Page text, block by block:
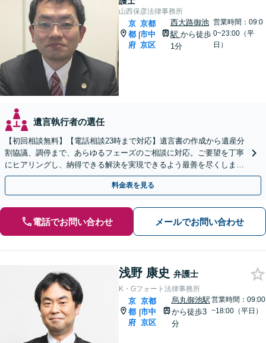
山西保彦法律事務所
京
都
府
|
京都
市中
京区
西大路御池
駅 から徒歩
1分
営業時間：09:0
0~23:00（平
日）
遺言執行者の選任
【初回相談無料】【電話相談23時まで対応】遺言書の作成から遺産分
割協議、調停まで、あらゆるフェーズのご相談に対応。ご要望を丁寧
にヒアリングし、納得できる解決を実現できるよう最善を尽くします
【夜間・休日対応可】【西大路御池駅徒歩1分】
料金表を見る
電話でお問い合わせ メールでお問い合わせ
浅野 康史 弁護士
K・Gフォート法律事務所
京
都
府
|
京都
市中
京区
烏丸御池駅
から徒歩3
分
営業時間：09:00
~18:00（平日）